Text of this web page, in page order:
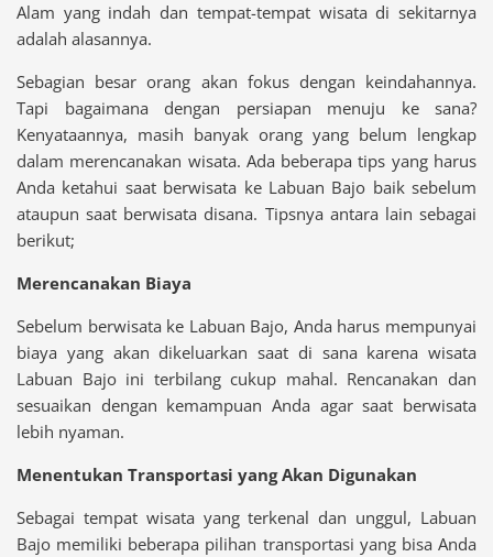
Alam yang indah dan tempat-tempat wisata di sekitarnya
adalah alasannya.
Sebagian besar orang akan fokus dengan keindahannya.
Tapi bagaimana dengan persiapan menuju ke sana?
Kenyataannya, masih banyak orang yang belum lengkap
dalam merencanakan wisata. Ada beberapa tips yang harus
Anda ketahui saat berwisata ke Labuan Bajo baik sebelum
ataupun saat berwisata disana. Tipsnya antara lain sebagai
berikut;
Merencanakan Biaya
Sebelum berwisata ke Labuan Bajo, Anda harus mempunyai
biaya yang akan dikeluarkan saat di sana karena wisata
Labuan Bajo ini terbilang cukup mahal. Rencanakan dan
sesuaikan dengan kemampuan Anda agar saat berwisata
lebih nyaman.
Menentukan Transportasi yang Akan Digunakan
Sebagai tempat wisata yang terkenal dan unggul, Labuan
Bajo memiliki beberapa pilihan transportasi yang bisa Anda